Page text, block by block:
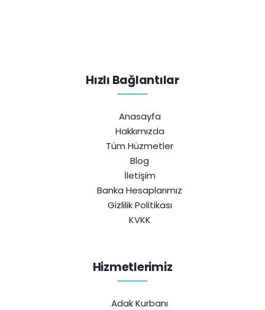
Hızlı Bağlantılar
Anasayfa
Hakkımızda
Tüm Hüzmetler
Blog
İletişim
Banka Hesaplarımız
Gizlilik Politikası
KVKK
Hizmetlerimiz
Adak Kurbanı